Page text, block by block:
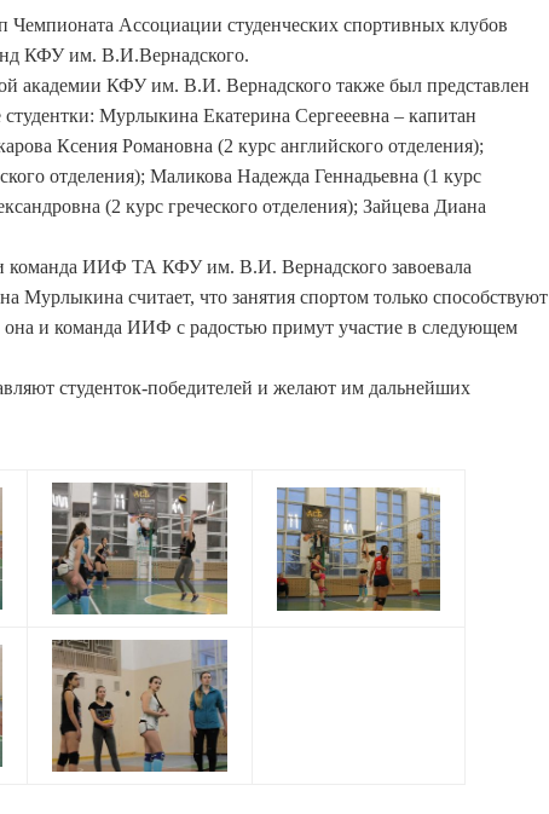
Ассоциации студенческих спортивных клубов
КФУ им. В.И.Вернадского.
академии КФУ им. В.И. Вернадского также был представлен
Мурлыкина Екатерина Сергееевна – капитан
Ксения Романовна (2 курс английского отделения);
отделения); Маликова Надежда Геннадьевна (1 курс
(2 курс греческого отделения); Зайцева Диана
команда ИИФ ТА КФУ им. В.И. Вернадского завоевала
Мурлыкина считает, что занятия спортом только способствуют
и команда ИИФ с радостью примут участие в следующем
студенток-победителей и желают им дальнейших